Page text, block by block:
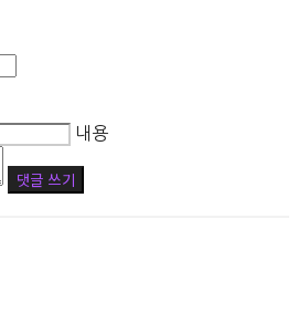
내용
댓글 쓰기